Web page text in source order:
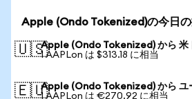
Apple (Ondo Tokenized)の今日
🇺🇸Apple (Ondo Tokenized) から 米
1 AAPLon は $313.18 に相当
🇪🇺Apple (Ondo Tokenized) から ユ
1 AAPLon は €270.92 に相当